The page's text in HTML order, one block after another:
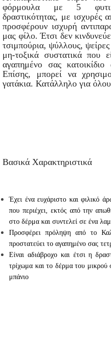
φόρμουλα με 5
δραστικότητας, με ισχυρές
προσφέρουν ισχυρή
μας φίλο. Έτσι δεν
τσιμπούρια, ψύλλους,
μη-τοξικά συστατικά που
αγαπημένο σας
Επίσης, μπορεί να
γατάκια. Κατάλληλο για
Βασικά Χαρακτηριστικά
Έχει ένα ευχάριστο και φιλικό
που περιέχει, εκτός από την
στο δέρμα και συντελεί σε ένα
Προσφέρει πρόληψη από το
προστατεύει το αγαπημένο σας
Είναι αδιάβροχο και έτσι η
τρίχωμα και το δέρμα του μικρού
μπάνιο